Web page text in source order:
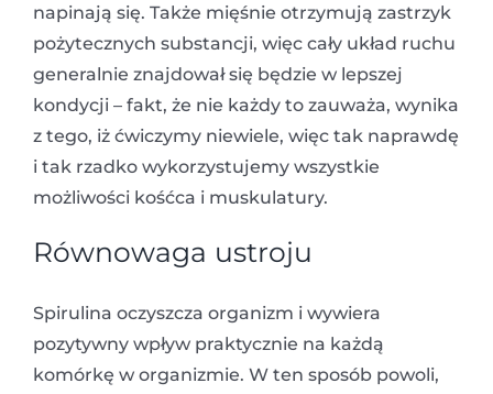
napinają się. Także mięśnie otrzymują zastrzyk
pożytecznych substancji, więc cały układ ruchu
generalnie znajdował się będzie w lepszej
kondycji – fakt, że nie każdy to zauważa, wynika
z tego, iż ćwiczymy niewiele, więc tak naprawdę
i tak rzadko wykorzystujemy wszystkie
możliwości kośćca i muskulatury.
Równowaga ustroju
Spirulina oczyszcza organizm i wywiera
pozytywny wpływ praktycznie na każdą
komórkę w organizmie. W ten sposób powoli,